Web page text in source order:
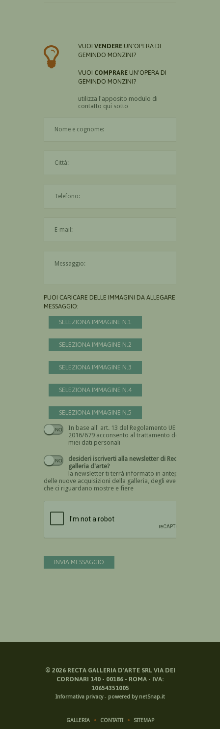
VUOI VENDERE UN'OPERA DI
GEMINDO MONZINI?
VUOI COMPRARE UN'OPERA DI
GEMINDO MONZINI?
utilizza l'apposito modulo di
contatto qui sotto
PUOI CARICARE DELLE IMMAGINI DA ALLEGARE AL
MESSAGGIO:
SELEZIONA IMMAGINE N.1
SELEZIONA IMMAGINE N.2
SELEZIONA IMMAGINE N.3
SELEZIONA IMMAGINE N.4
SELEZIONA IMMAGINE N.5
In base all' art. 13 del Regolamento UE n.
2016/679 acconsento al trattamento dei
miei dati personali
Devi dare il consenso
desideri iscriverti alla newsletter di Recta
galleria d'arte?
la newsletter ti terrà informato in anteprima
delle nuove acquisizioni della galleria, degli eventi
che ci riguardano mostre e fiere
INVIA MESSAGGIO
© 2026RECTA GALLERIA D'ARTE SRL VIA DEI
CORONARI 140 - 00186 - ROMA - IVA:
10654351005
Informativa privacy- powered by netSnap.it
GALLERIA CONTATTI SITEMAP